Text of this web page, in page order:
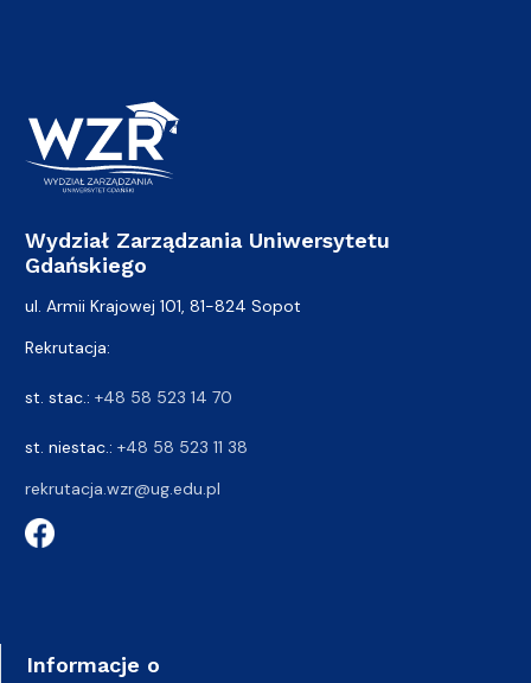
Wydział Zarządzania Uniwersytetu
Gdańskiego
ul. Armii Krajowej 101, 81-824 Sopot
Rekrutacja:
st. stac.: +48 58 523 14 70
st. niestac.: +48 58 523 11 38
rekrutacja.wzr@ug.edu.pl
Informacje o